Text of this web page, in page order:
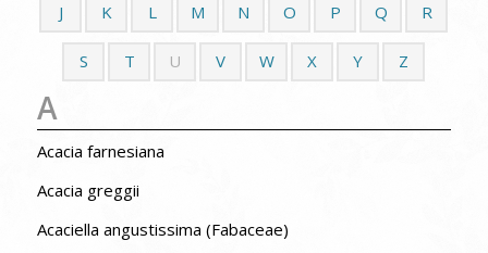
J K L M N O P Q R
S T U V W X Y Z
A
Acacia farnesiana
Acacia greggii
Acaciella angustissima (Fabaceae)